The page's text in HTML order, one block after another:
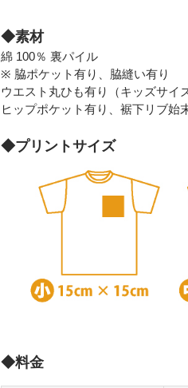
◆素材
綿 100％ 裏パイル
※ 脇ポケット有り、脇縫い有り
ウエスト丸ひも有り（キッズサイ
ヒップポケット有り、裾下リブ始
◆プリントサイズ
◆料金